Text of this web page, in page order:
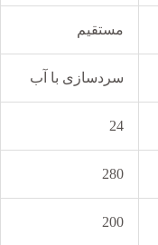
مستقیم
سردسازی با آب
24
280
200